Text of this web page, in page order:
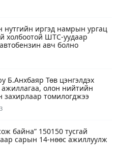
иргэд намрын ургац
холбоотой ШТС-уудаар
авч болно
Б.Анхбаяр Төв цэнгэлдэх
ажиллагаа, олон нийтийн
захирлаар томилогджээ
3
байна” 150150 тусгай
сарын 14-нөөс ажиллуулж